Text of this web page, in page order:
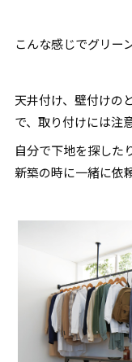
こんな感じでグリー
天井付け、壁付けの
で、取り付けには注
自分で下地を探した
新築の時に一緒に依